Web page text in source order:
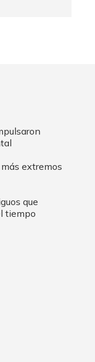
extremos
que
tiempo